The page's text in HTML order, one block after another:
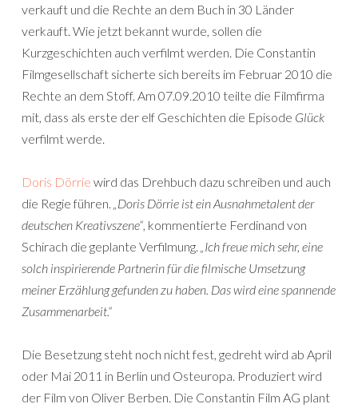
verkauft und die Rechte an dem Buch in 30 Länder
verkauft. Wie jetzt bekannt wurde, sollen die
Kurzgeschichten auch verfilmt werden. Die Constantin
Filmgesellschaft sicherte sich bereits im Februar 2010 die
Rechte an dem Stoff. Am 07.09.2010 teilte die Filmfirma
mit, dass als erste der elf Geschichten die Episode Glück
verfilmt werde.
Doris Dörrie wird das Drehbuch dazu schreiben und auch
die Regie führen. „Doris Dörrie ist ein Ausnahmetalent der
deutschen Kreativszene“, kommentierte Ferdinand von
Schirach die geplante Verfilmung. „Ich freue mich sehr, eine
solch inspirierende Partnerin für die filmische Umsetzung
meiner Erzählung gefunden zu haben. Das wird eine spannende
Zusammenarbeit.“
Die Besetzung steht noch nicht fest, gedreht wird ab April
oder Mai 2011 in Berlin und Osteuropa. Produziert wird
der Film von Oliver Berben. Die Constantin Film AG plant